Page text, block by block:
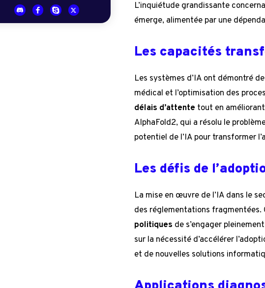
L’inquiétude grandissante
émerge, alimentée par une
Les capacités
Les systèmes d’IA ont démontré
médical et l’optimisation des
délais d’attente tout en
AlphaFold2, qui a résolu le
potentiel de l’IA pour transformer
Les défis de
La mise en œuvre de l’IA dans le
des réglementations fragmentées.
politiques de s’engager
sur la nécessité d’accélérer
et de nouvelles solutions